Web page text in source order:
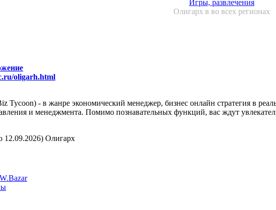
Игры, развлечения
Олигарх в во всех регионах
oligarh.html
Tycoon) - в жанре экономический менеджер, бизнес онлайн стратегия в
и менеджмента. Помимо познавательных функций, вас ждут
12.09.2026) Олигарх